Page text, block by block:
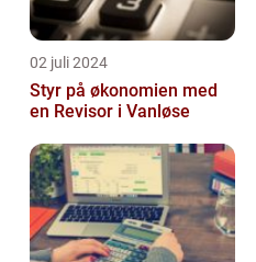
02 juli 2024
Styr på økonomien med
en Revisor i Vanløse